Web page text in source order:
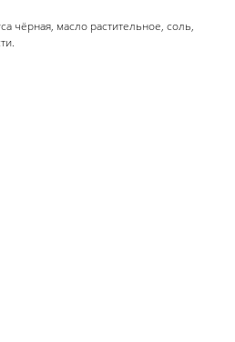
чёрная, масло растительное, соль,